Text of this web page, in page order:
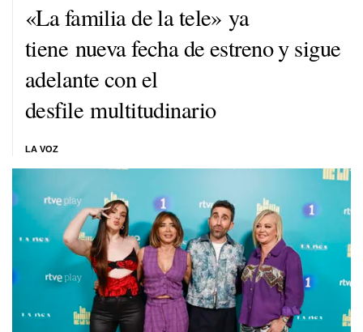
«La familia de la tele» ya
tiene nueva fecha de estreno y sigue
adelante con el
desfile multitudinario
LA VOZ